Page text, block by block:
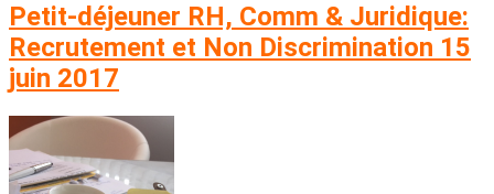
Petit-déjeuner RH, Comm & Juridique:
Recrutement et Non Discrimination 15
juin 2017